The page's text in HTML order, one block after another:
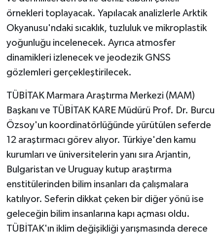
örnekleri toplayacak. Yapılacak analizlerle Arktik
Okyanusu'ndaki sıcaklık, tuzluluk ve mikroplastik
yoğunluğu incelenecek. Ayrıca atmosfer
dinamikleri izlenecek ve jeodezik GNSS
gözlemleri gerçekleştirilecek.
TÜBİTAK Marmara Araştırma Merkezi (MAM)
Başkanı ve TÜBİTAK KARE Müdürü Prof. Dr. Burcu
Özsoy'un koordinatörlüğünde yürütülen seferde
12 araştırmacı görev alıyor. Türkiye'den kamu
kurumları ve üniversitelerin yanı sıra Arjantin,
Bulgaristan ve Uruguay kutup araştırma
enstitülerinden bilim insanları da çalışmalara
katılıyor. Seferin dikkat çeken bir diğer yönü ise
geleceğin bilim insanlarına kapı açması oldu.
TÜBİTAK'ın iklim değişikliği yarışmasında derece